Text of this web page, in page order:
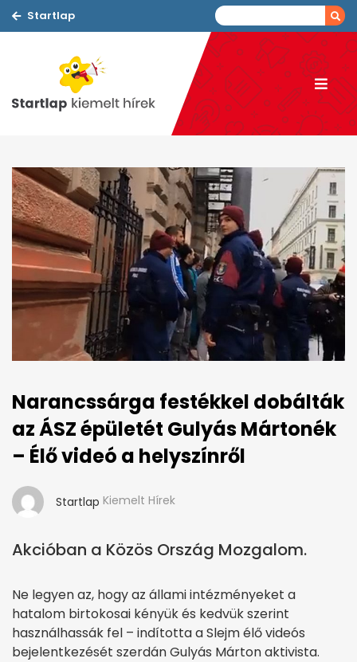
Startlap
Narancssárga festékkel dobálták
az ÁSZ épületét Gulyás Mártonék
– Élő videó a helyszínről
Startlap Kiemelt Hírek
Akcióban a Közös Ország Mozgalom.
Ne legyen az, hogy az állami intézményeket a
hatalom birtokosai kényük és kedvük szerint
használhassák fel – indította a Slejm élő videós
bejelentkezését szerdán Gulyás Márton aktivista.